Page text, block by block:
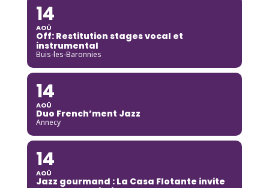
14
AOÛ
Off: Restitution stages vocal et
instrumental
Buis-les-Baronnies
14
AOÛ
Duo French’ment Jazz
Annecy
14
AOÛ
Jazz gourmand : La Casa Flotante invite